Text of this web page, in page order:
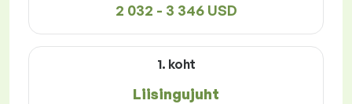
2 032 - 3 346 USD
1. koht
Liisingujuht